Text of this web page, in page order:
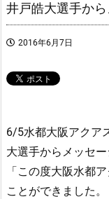
井戸皓大選手か
2016年6月7日
6/5水都大阪アクア
大選手からメッセー
「この度大阪水都
ことができました。